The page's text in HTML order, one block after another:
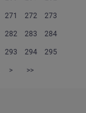
271 272 273
282 283 284
293 294 295
> >>